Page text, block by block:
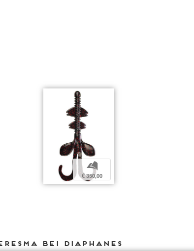
b
€ 350,00
bei DIAPHANES